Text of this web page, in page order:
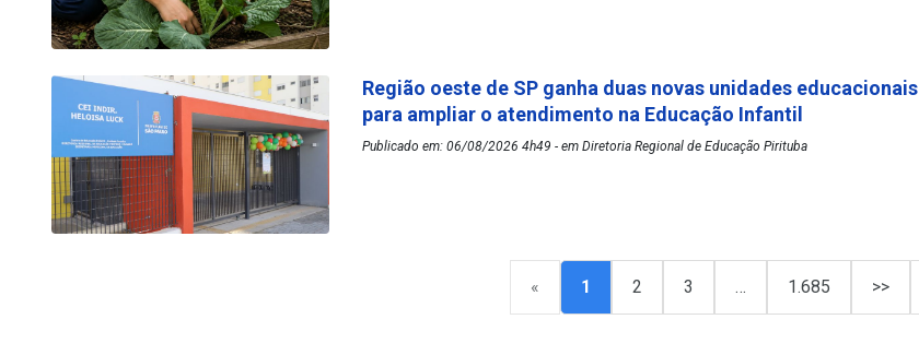
Região oeste de SP ganha duas novas unidades educacionais
para ampliar o atendimento na Educação Infantil
Publicado em: 06/08/2026 4h49 - em Diretoria Regional de Educação Pirituba
« 1 2 3 … 1.685 >>